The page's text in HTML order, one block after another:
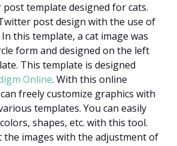
template designed for cats.
post design with the use of
this template, a cat image was
form and designed on the left
This template is designed
Online. With this online
freely customize graphics with
templates. You can easily
shapes, etc. with this tool.
the images with the adjustment of